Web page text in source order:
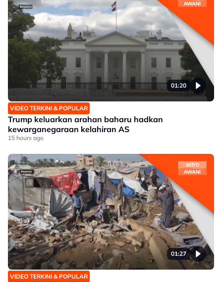
01:20
VIDEO TERKINI & POPULAR
Trump keluarkan arahan baharu hadkan
kewarganegaraan kelahiran AS
15 hours ago
01:27
VIDEO TERKINI & POPULAR